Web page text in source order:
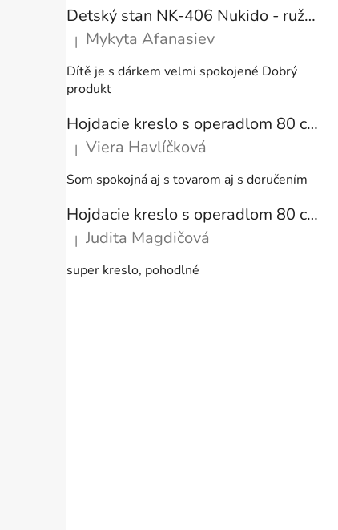
Detský stan NK-406 Nukido - ružový
Hodnotenie produktu je 5 z 5 hviezdičiek.
| Mykyta Afanasiev
Dítě je s dárkem velmi spokojené Dobrý
produkt
Hojdacie kreslo s operadlom 80 cm + vankúše
Hodnotenie produktu je 5 z 5 hviezdičiek.
| Viera Havlíčková
Som spokojná aj s tovarom aj s doručením
Hojdacie kreslo s operadlom 80 cm + vankúše
Hodnotenie produktu je 5 z 5 hviezdičiek.
| Judita Magdičová
super kreslo, pohodlné